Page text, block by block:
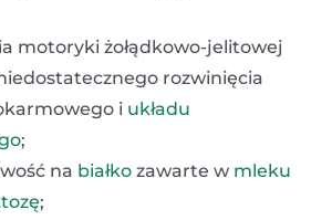
motoryki żołądkowo-jelitowej
rozwinięcia
i układu
;
na białko zawarte w mleku
;